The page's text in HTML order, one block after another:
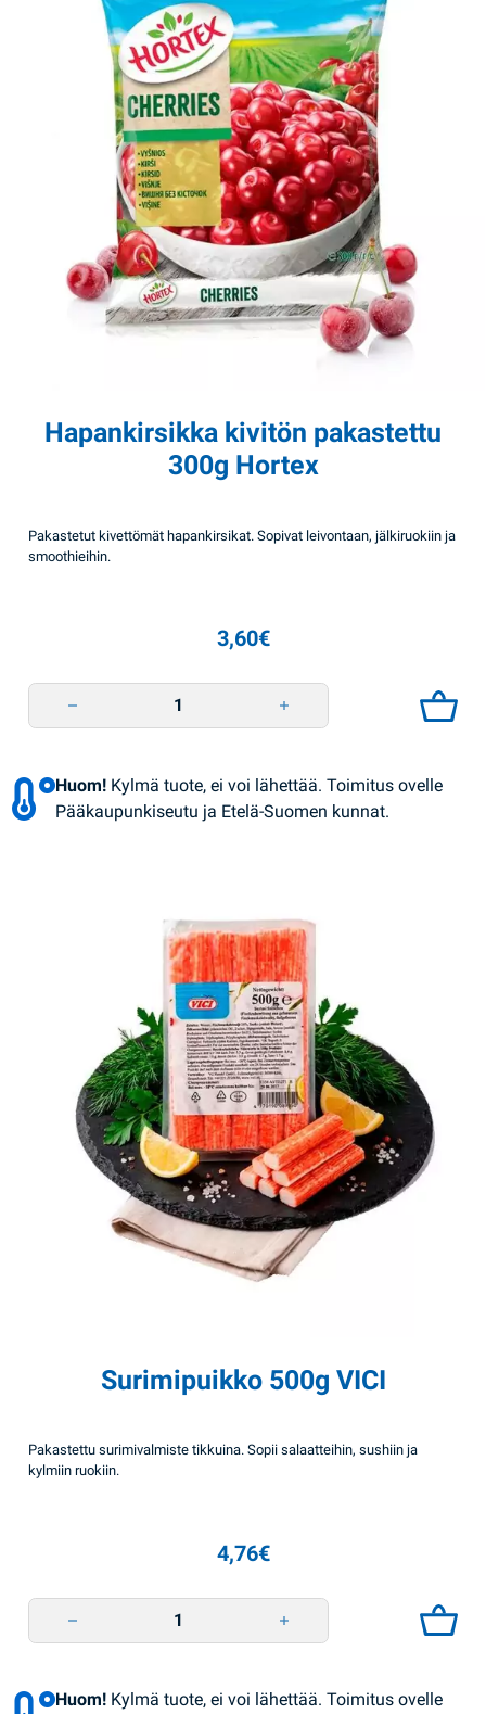
Hapankirsikka kivitön pakastettu
300g Hortex
Pakastetut kivettömät hapankirsikat. Sopivat leivontaan, jälkiruokiin ja
smoothieihin.
3,60€
Huom! Kylmä tuote, ei voi lähettää. Toimitus ovelle
Pääkaupunkiseutu ja Etelä-Suomen kunnat.
Surimipuikko 500g VICI
Pakastettu surimivalmiste tikkuina. Sopii salaatteihin, sushiin ja
kylmiin ruokiin.
4,76€
Huom! Kylmä tuote, ei voi lähettää. Toimitus ovelle